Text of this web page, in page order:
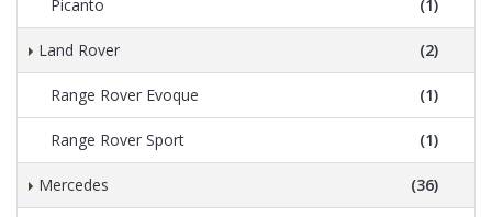
Picanto (1)
Land Rover (2)
Range Rover Evoque (1)
Range Rover Sport (1)
Mercedes (36)